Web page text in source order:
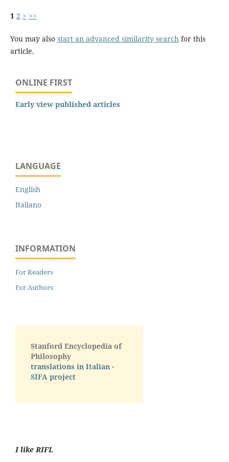
1 2 > >>
You may also start an advanced similarity search for this
article.
ONLINE FIRST
Early view published articles
LANGUAGE
English
Italiano
INFORMATION
For Readers
For Authors
Stanford Encyclopedia of
Philosophy
translations in Italian -
SIFA project
I like RIFL